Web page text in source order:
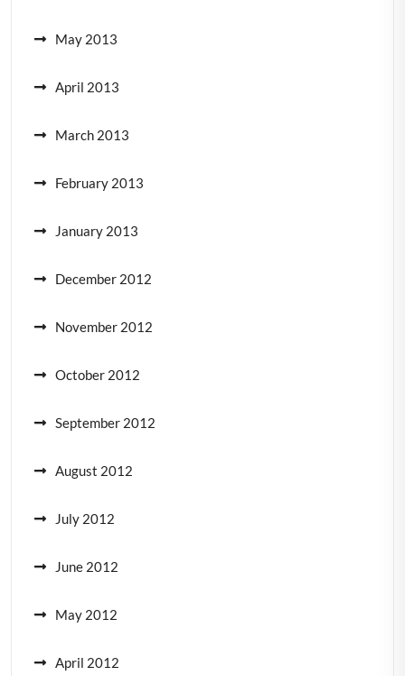
May 2013
April 2013
March 2013
February 2013
January 2013
December 2012
November 2012
October 2012
September 2012
August 2012
July 2012
June 2012
May 2012
April 2012